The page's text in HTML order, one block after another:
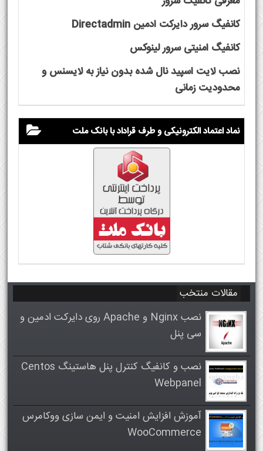
کانفیگ سرور دایرکت ادمین Directadmin
کانفیگ امنیتی سرور لینوکس
نصب لایت اسپید نال شده بدون نیاز به لایسنس و
محدودیت زمانی
نماد اعتماد الکترونیکی و طرف قراداد با بانک ملت
مقالات منتخب
نصب Nginx و Apache روی دایرکت ادمین و
سی پنل
نصب و کانفیگ کنترل پنل هاستینگ Centos
Webpanel
آموزش افزایش امنیت و ایمن سازی ووکامرس
WooCommerce